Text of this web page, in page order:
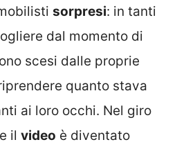
sorpresi: in tanti
dal momento di
scesi dalle proprie
quanto stava
ai loro occhi. Nel giro
il video è diventato